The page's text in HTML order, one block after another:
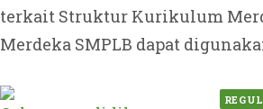
terkait Struktur Kurikulum
Merdeka SMPLB dapat
Posted